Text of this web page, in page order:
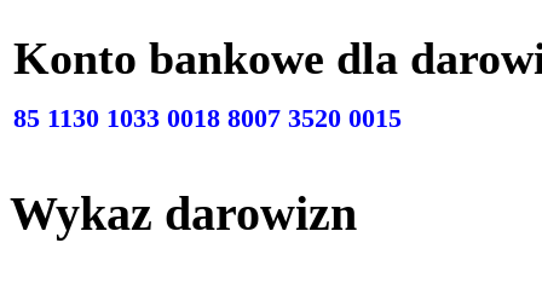
Konto bankowe dla
85 1130 1033 0018 8007 3520 0015
Wykaz darowizn